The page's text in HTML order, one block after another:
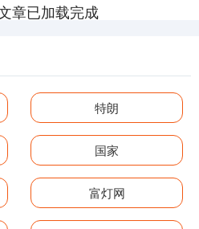
章已加载完成
特朗
国家
富灯网